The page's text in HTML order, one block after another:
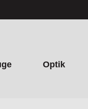
Optik